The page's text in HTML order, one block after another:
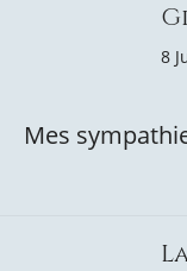
8
Mes